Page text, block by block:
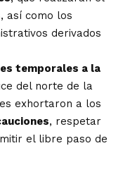
, así como los
derivados
temporales a la
del norte de la
exhortaron a los
, respetar
el libre paso de